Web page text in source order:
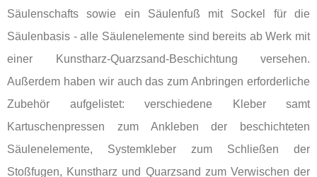
Säulenschafts sowie ein Säulenfuß mit Sockel für die
Säulenbasis - alle Säulenelemente sind bereits ab Werk mit
einer Kunstharz-Quarzsand-Beschichtung versehen.
Außerdem haben wir auch das zum Anbringen erforderliche
Zubehör aufgelistet: verschiedene Kleber samt
Kartuschenpressen zum Ankleben der beschichteten
Säulenelemente, Systemkleber zum Schließen der
Stoßfugen, Kunstharz und Quarzsand zum Verwischen der